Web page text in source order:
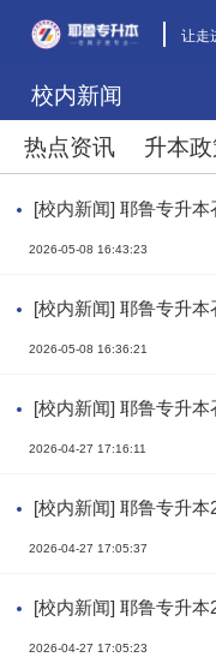
让走
校内新闻
热点资讯 升本
[校内新闻] 耶鲁专升
2026-05-08 16:43:23
[校内新闻] 耶鲁专升
2026-05-08 16:36:21
[校内新闻] 耶鲁专升
2026-04-27 17:16:11
[校内新闻] 耶鲁专升
2026-04-27 17:05:37
[校内新闻] 耶鲁专升
2026-04-27 17:05:23